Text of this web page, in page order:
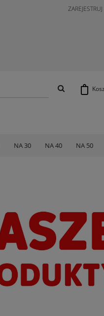
NA 30 NA 40 NA 50